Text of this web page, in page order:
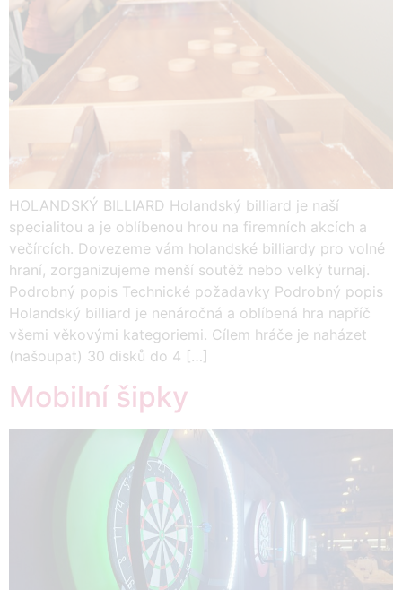
HOLANDSKÝ BILLIARD Holandský billiard je naší
specialitou a je oblíbenou hrou na firemních akcích a
večírcích. Dovezeme vám holandské billiardy pro volné
hraní, zorganizujeme menší soutěž nebo velký turnaj.
Podrobný popis Technické požadavky Podrobný popis
Holandský billiard je nenáročná a oblíbená hra napříč
všemi věkovými kategoriemi. Cílem hráče je naházet
(našoupat) 30 disků do 4 […]
Mobilní šipky